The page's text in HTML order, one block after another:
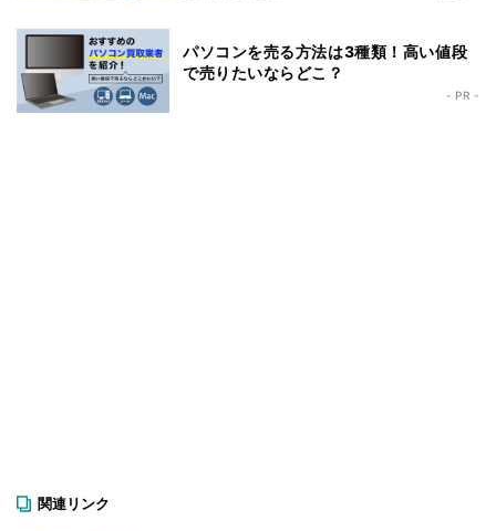
パソコンを売る方法は3種類！高い値段
で売りたいならどこ？
- PR -
関連リンク